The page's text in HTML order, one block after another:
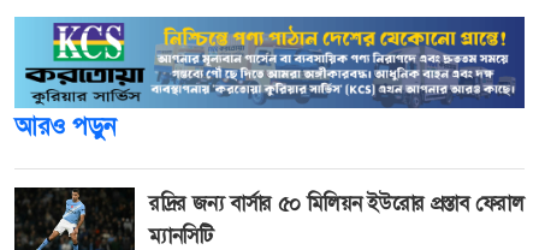
আরও পড়ুন
রদ্রির জন্য বার্সার ৫০ মিলিয়ন ইউরোর প্রস্তাব ফেরাল
ম্যানসিটি